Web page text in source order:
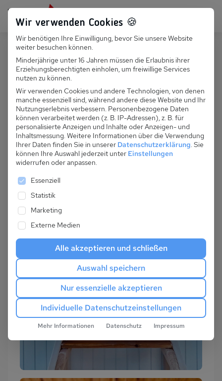
Persönlich für dich da: +49 251 899 050
Suchfeld
Suchen
PL 031.030C - Ferienhaus Barbara
Rewal
Wir verwenden Cookies 🍪
Wir benötigen Ihre Einwilligung, bevor Sie unsere Website
weiter besuchen können.
Minderjährige unter 16 Jahren müssen die Erlaubnis ihrer
Erziehungsberechtigten einholen, um freiwillige Services
nutzen zu können.
Wir verwenden Cookies und andere Technologien, von denen
manche essenziell sind, während andere diese Website und Ihr
Nutzungserlebnis verbessern. Personenbezogene Daten
können verarbeitet werden (z. B. IP-Adressen), z. B. für
personalisierte Anzeigen und Inhalte oder Anzeigen- und
Inhaltsmessung. Weitere Informationen über die Verwendung
Ihrer Daten finden Sie in unserer Datenschutzerklärung. Sie
können Ihre Auswahl jederzeit unter Einstellungen
widerrufen oder anpassen.
Es folgt eine Liste der Service-Gruppen, für die
Essenziell
Statistik
Marketing
Externe Medien
Alle akzeptieren und schließen
Auswahl speichern
Nur essenzielle akzeptieren
Individuelle Datenschutzeinstellungen
Mehr Informationen Datenschutz Impressum